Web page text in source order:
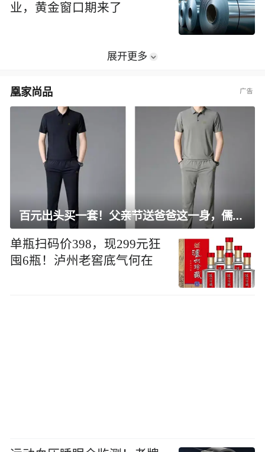
业，黄金窗口期来了
展开更多
凰家尚品
百元出头买一套！父亲节送爸爸这一身，儒雅有型还凉爽
单瓶扫码价398，现299元狂
囤6瓶！泸州老窖底气何在